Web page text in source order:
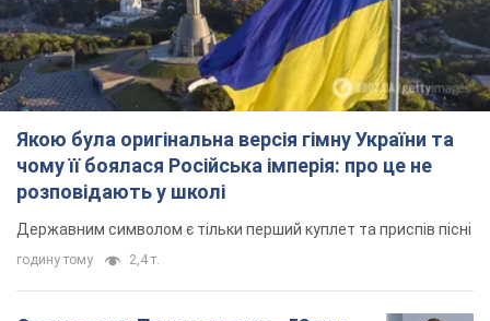
Олександру Пономарьову – 53: що
відомо про трьох дітей секс-
символа 90-х та який вигляд вони
За розвитком кар'єри артист не забував про
особисте щастя
6 годин тому
У ПриватБанку розповіли, чи дійсні
долари 1996 року: чи приймають
обмінники та банки такі купюри